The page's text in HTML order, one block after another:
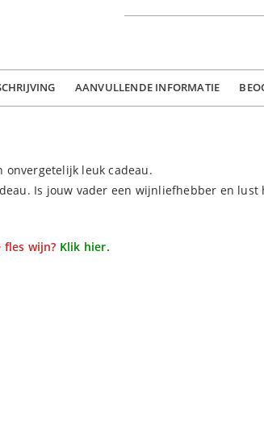
AANVULLENDE INFORMATIE
onvergetelijk leuk cadeau.
Is jouw vader een wijnliefhebber en
wijn? Klik hier.